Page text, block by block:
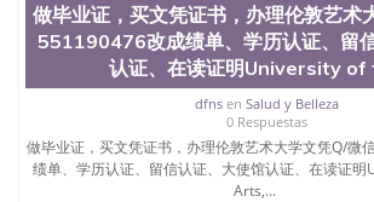
做毕业证，买文凭证书，办理伦敦艺术
551190476改成绩单、学历认证、留
认证、在读证明University
dfnsen Salud y Belleza
0 Respuestas
做毕业证，买文凭证书，办理伦敦艺术大学文凭Q/微
绩单、学历认证、留信认证、大使馆认证、在读证
Arts,...